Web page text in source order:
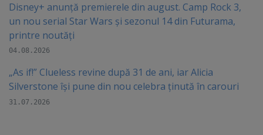
Disney+ anunță premierele din august. Camp Rock 3,
un nou serial Star Wars și sezonul 14 din Futurama,
printre noutăți
04.08.2026
„As if!” Clueless revine după 31 de ani, iar Alicia
Silverstone își pune din nou celebra ținută în carouri
31.07.2026